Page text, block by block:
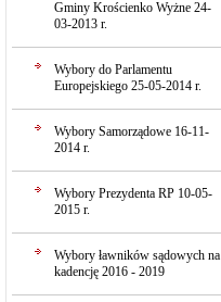
Gminy Krościenko Wyżne 24-
03-2013 r.
Wybory do Parlamentu
Europejskiego 25-05-2014 r.
Wybory Samorządowe 16-11-
2014 r.
Wybory Prezydenta RP 10-05-
2015 r.
Wybory ławników sądowych na
kadencję 2016 - 2019